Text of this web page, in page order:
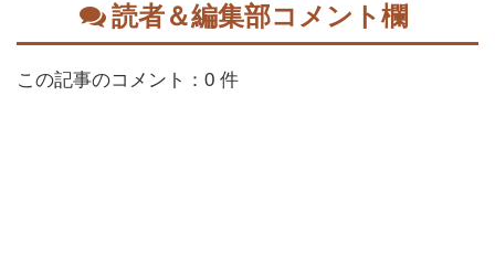
読者＆編集部コメント欄
この記事のコメント：0 件